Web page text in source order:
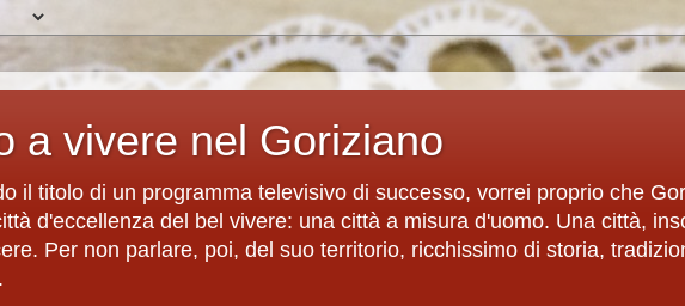
a vivere nel Goriziano
il titolo di un programma televisivo di successo, vorrei proprio che
d'eccellenza del bel vivere: una città a misura d'uomo. Una città,
Per non parlare, poi, del suo territorio, ricchissimo di storia,